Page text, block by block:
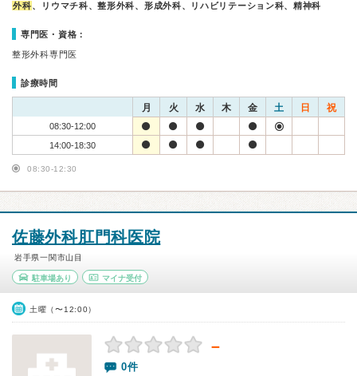
外科、リウマチ科、整形外科、形成外科、リハビリテーション科、精神科
専門医・資格：
整形外科専門医
診療時間
月 火 水 木 金 土 日 祝
08:30-12:00
14:00-18:30
08:30-12:30
佐藤外科肛門科医院
岩手県一関市山目
駐車場あり マイナ受付
土曜（〜12:00）
－
0件